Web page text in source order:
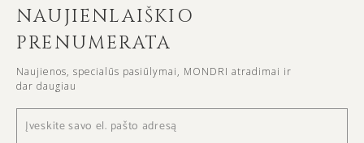
NAUJIENLAIŠKIO
PRENUMERATA
Naujienos, specialūs pasiūlymai, MONDRI atradimai ir
dar daugiau